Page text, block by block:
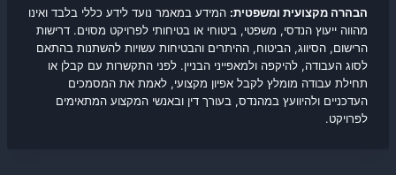
הבהרה מקצועית ומשפטית: המידע במאמר נועד לידע כללי בלבד ואינו
מהווה ייעוץ הנדסי, משפטי, ביטוחי או בטיחותי לפרויקט מסוים. דרישות
הרישום, הסיווג, הביטוח, ההיתרים והבטיחות עשויות להשתנות בהתאם
לסוג העבודה, להיקפה ולמאפייני הבניין. לפני התקשרות עם קבלן או
תחילת עבודה מומלץ לקבל אפיון מקצועי, לאמת את המסמכים
העדכניים ולהיוועץ במהנדס, בעורך דין ובאנשי המקצוע המתאימים
לפרויקט.